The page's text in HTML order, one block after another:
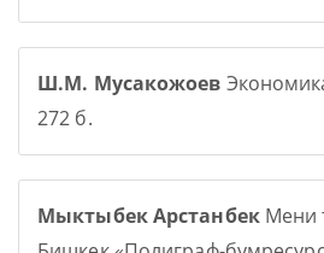
Ш.М. Мусакожоев
272 б.
Мыктыбек АрстанбекМени